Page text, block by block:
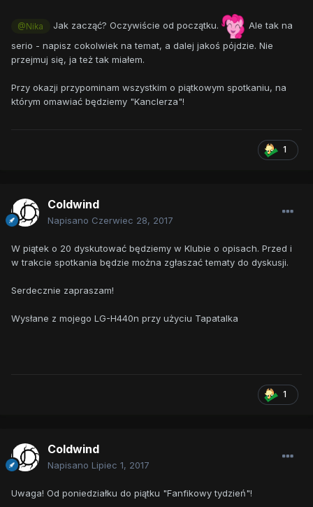
@Nika Jak zacząć? Oczywiście od początku.
Ale tak na
serio - napisz cokolwiek na temat, a dalej jakoś pójdzie. Nie
przejmuj się, ja też tak miałem.
Przy okazji przypominam wszystkim o piątkowym spotkaniu, na
którym omawiać będziemy "Kanclerza"!
1
Coldwind
Napisano Czerwiec 28, 2017
W piątek o 20 dyskutować będziemy w Klubie o opisach. Przed i
w trakcie spotkania będzie można zgłaszać tematy do dyskusji.
Serdecznie zapraszam!
Wysłane z mojego LG-H440n przy użyciu Tapatalka
1
Coldwind
Napisano Lipiec 1, 2017
Uwaga! Od poniedziałku do piątku "Fanfikowy tydzień"!